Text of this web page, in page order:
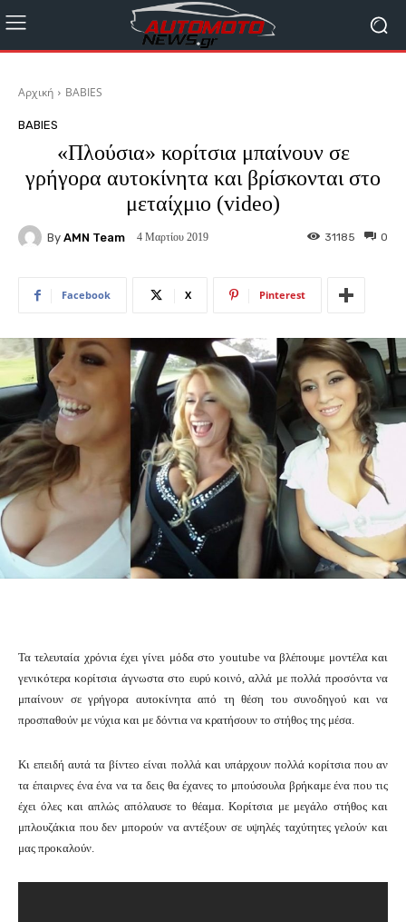
Αρχική BABIES
BABIES
«Πλούσια» κορίτσια μπαίνουν σε
γρήγορα αυτοκίνητα και βρίσκονται στο
μεταίχμιο (video)
By AMN Team 4 Μαρτίου 2019 0
31185
Facebook X Pinterest
Τα τελευταία χρόνια έχει γίνει μόδα στο youtube να βλέπουμε μοντέλα και
γενικότερα κορίτσια άγνωστα στο ευρύ κοινό, αλλά με πολλά προσόντα να
μπαίνουν σε γρήγορα αυτοκίνητα από τη θέση του συνοδηγού και να
προσπαθούν με νύχια και με δόντια να κρατήσουν το στήθος της μέσα.
Κι επειδή αυτά τα βίντεο είναι πολλά και υπάρχουν πολλά κορίτσια που αν
τα έπαιρνες ένα ένα να τα δεις θα έχανες το μπούσουλα βρήκαμε ένα που τις
έχει όλες και απλώς απόλαυσε το θέαμα. Κορίτσια με μεγάλο στήθος και
μπλουζάκια που δεν μπορούν να αντέξουν σε υψηλές ταχύτητες γελούν και
μας προκαλούν.